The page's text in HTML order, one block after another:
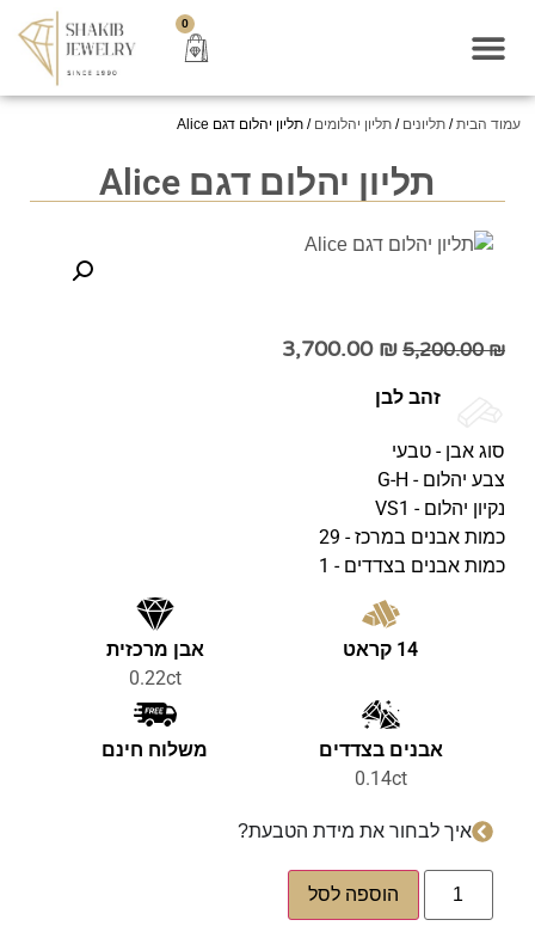
0
עמוד הבית/ תליונים / תליון יהלומים / תליון יהלום דגם Alice
תליון יהלום דגם Alice
5,200.00₪
3,700.00 ₪
זהב לבן
סוג אבן - טבעי
צבע יהלום - G-H
נקיון יהלום - VS1
כמות אבנים במרכז - 29
כמות אבנים בצדדים - 1
14 קראט
אבן מרכזית
0.22ct
אבנים בצדדים
0.14ct
משלוח חינם
איך לבחור את מידת הטבעת?
הוספה לסל